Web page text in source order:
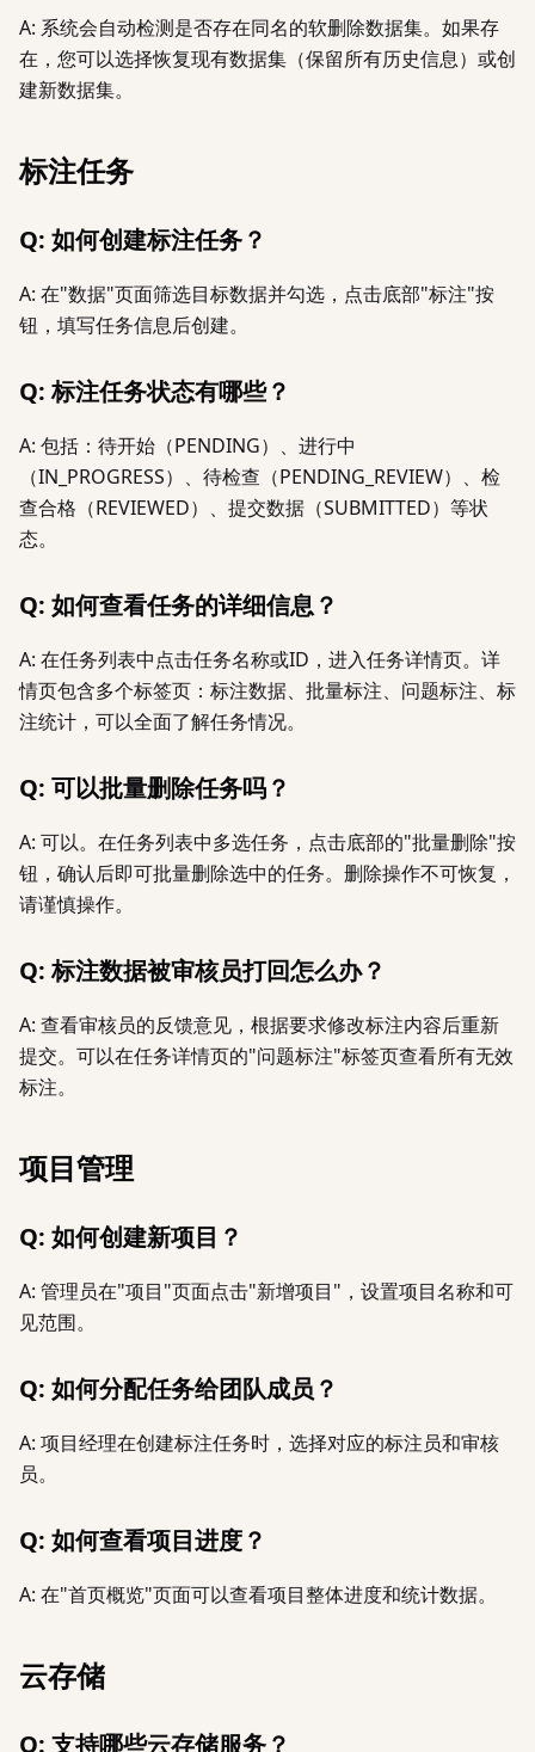
A: 系统会自动检测是否存在同名的软删除数据集。如果存
在，您可以选择恢复现有数据集（保留所有历史信息）或创
建新数据集。
标注任务
Q: 如何创建标注任务？
A: 在"数据"页面筛选目标数据并勾选，点击底部"标注"按
钮，填写任务信息后创建。
Q: 标注任务状态有哪些？
A: 包括：待开始（PENDING）、进行中
（IN_PROGRESS）、待检查（PENDING_REVIEW）、检
查合格（REVIEWED）、提交数据（SUBMITTED）等状
态。
Q: 如何查看任务的详细信息？
A: 在任务列表中点击任务名称或ID，进入任务详情页。详
情页包含多个标签页：标注数据、批量标注、问题标注、标
注统计，可以全面了解任务情况。
Q: 可以批量删除任务吗？
A: 可以。在任务列表中多选任务，点击底部的"批量删除"按
钮，确认后即可批量删除选中的任务。删除操作不可恢复，
请谨慎操作。
Q: 标注数据被审核员打回怎么办？
A: 查看审核员的反馈意见，根据要求修改标注内容后重新
提交。可以在任务详情页的"问题标注"标签页查看所有无效
标注。
项目管理
Q: 如何创建新项目？
A: 管理员在"项目"页面点击"新增项目"，设置项目名称和可
见范围。
Q: 如何分配任务给团队成员？
A: 项目经理在创建标注任务时，选择对应的标注员和审核
员。
Q: 如何查看项目进度？
A: 在"首页概览"页面可以查看项目整体进度和统计数据。
云存储
Q: 支持哪些云存储服务？